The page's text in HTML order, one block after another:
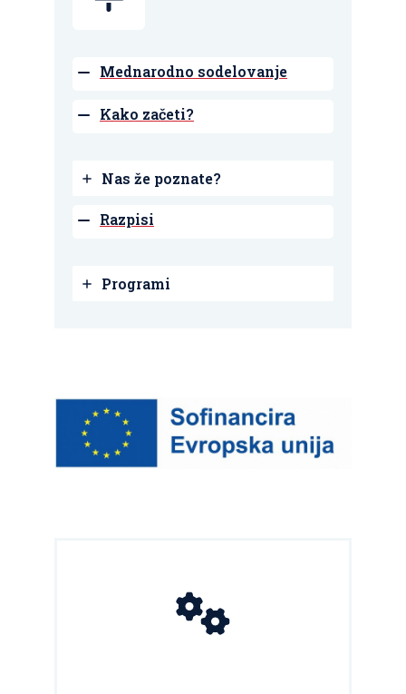
Mednarodno sodelovanje
Kako začeti?
Nas že poznate?
Razpisi
Programi